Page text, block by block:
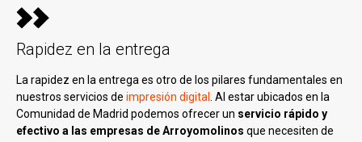
Rapidez en la entrega
La rapidez en la entrega es otro de los pilares fundamentales en
nuestros servicios de impresión digital. Al estar ubicados en la
Comunidad de Madrid podemos ofrecer un servicio rápido y
efectivo a las empresas de Arroyomolinos que necesiten de